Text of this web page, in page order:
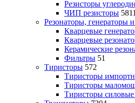
Резисторы
ЧИП резисторы 5811
Резонаторы, генераторы
Кварцевые
Кварцевые
Керамические
Фильтры 51
Тиристоры 572
Тиристоры
Тиристоры
Тиристоры силовые